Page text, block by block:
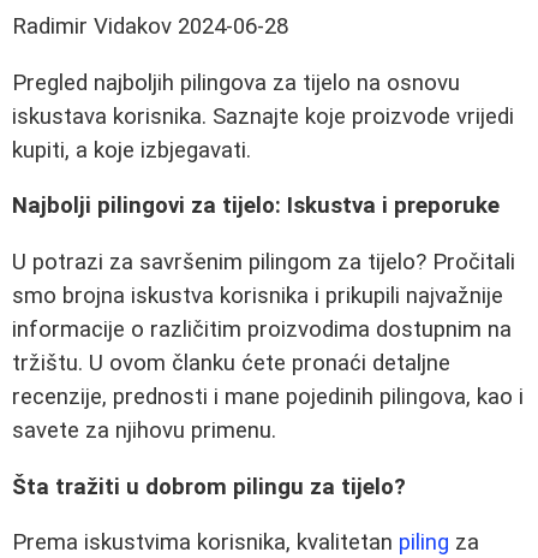
Radimir Vidakov 2024-06-28
Pregled najboljih pilingova za tijelo na osnovu
iskustava korisnika. Saznajte koje proizvode vrijedi
kupiti, a koje izbjegavati.
Najbolji pilingovi za tijelo: Iskustva i preporuke
U potrazi za savršenim pilingom za tijelo? Pročitali
smo brojna iskustva korisnika i prikupili najvažnije
informacije o različitim proizvodima dostupnim na
tržištu. U ovom članku ćete pronaći detaljne
recenzije, prednosti i mane pojedinih pilingova, kao i
savete za njihovu primenu.
Šta tražiti u dobrom pilingu za tijelo?
Prema iskustvima korisnika, kvalitetan piling za